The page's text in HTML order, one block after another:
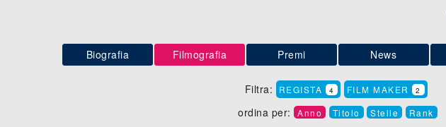
Biografia Filmografia Premi News
Filtra: REGISTA 4 FILM MAKER 2
ordina per: Anno Titolo Stelle Rank